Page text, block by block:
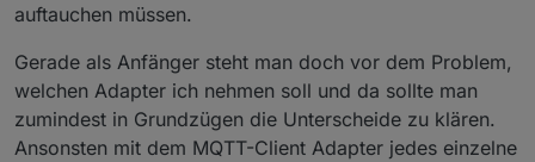
auftauchen müssen.
Gerade als Anfänger steht man doch vor dem Problem,
welchen Adapter ich nehmen soll und da sollte man
zumindest in Grundzügen die Unterscheide zu klären.
Ansonsten mit dem MQTT-Client Adapter jedes einzelne